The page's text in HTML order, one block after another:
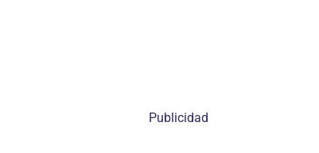
Publicidad